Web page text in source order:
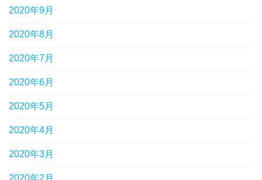
2020年9月
2020年8月
2020年7月
2020年6月
2020年5月
2020年4月
2020年3月
2020年2月